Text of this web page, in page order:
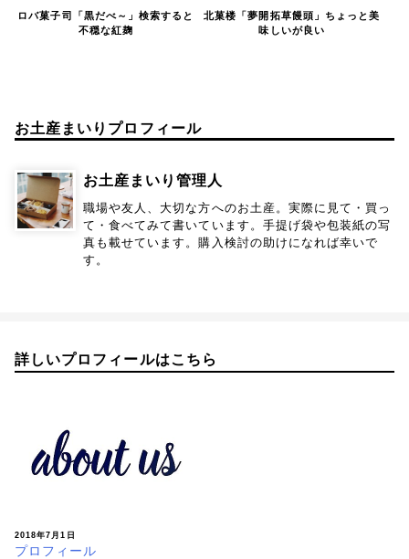
ロバ菓子司「黒だべ～」検索すると
不穏な紅麹
北菓楼「夢開拓草饅頭」ちょっと美
味しいが良い
お土産まいりプロフィール
お土産まいり管理人
職場や友人、大切な方へのお土産。実際に見て・買っ
て・食べてみて書いています。手提げ袋や包装紙の写
真も載せています。購入検討の助けになれば幸いで
す。
詳しいプロフィールはこちら
2018年7月1日
プロフィール